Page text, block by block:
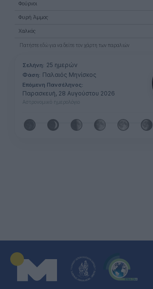
Φούρνοι
Φυρή Άμμος
Χαλκός
Πατήστε εδώγια να δείτε τον χάρτη των παραλιών
Σελήνη: 25 ημερών
Φάση: Παλαιός Μηνίσκος
Επόμενη Πανσέληνος:
Παρασκευή, 28 Αυγούστου 2026
Αστρονομικό ημερολόγιο